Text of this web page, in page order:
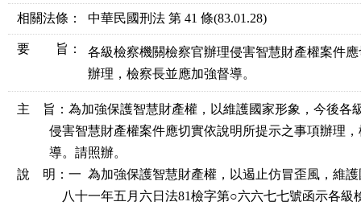
相關法條 ： 中華民國刑法 第 41 條(83.01.28)
要 旨：
各級檢察機關檢察官辦理侵害智慧財產權案件
辦理，檢察長並應加強督導。
主    旨：為加強保護智慧財產權，以維護國家形象，今後各
侵害智慧財產權案件應切實依說明所提示之事項辦理
          導。請照辦。
說    明：一  為加強保護智慧財產權，以遏止仿冒歪風，維
八十一年五月六日法81檢字第○六六七七號函示各